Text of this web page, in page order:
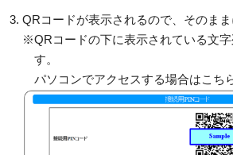
QRコードが表示されるので、そのまま
※QRコードの下に表示されている文
す。
パソコンでアクセスする場合はこち